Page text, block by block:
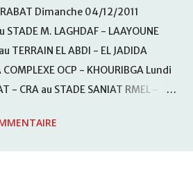
Dimanche 04/12/2011
STADE M. LAGHDAF - LAAYOUNE
TERRAIN EL ABDI - EL JADIDA
OCP - KHOURIBGA Lundi
- CRA au STADE SANIAT RMEL -
2011 15H00 WAF - OCS au